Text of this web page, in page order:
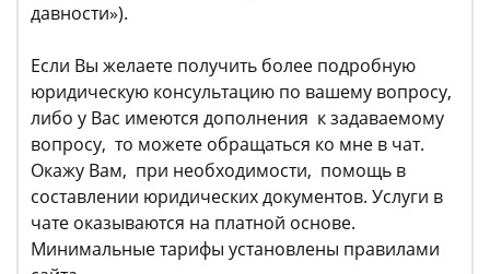
давности»).
Если Вы желаете получить более подробную
юридическую консультацию по вашему вопросу,
либо у Вас имеются дополнения к задаваемому
вопросу, то можете обращаться ко мне в чат.
Окажу Вам, при необходимости, помощь в
составлении юридических документов. Услуги в
чате оказываются на платной основе.
Минимальные тарифы установлены правилами